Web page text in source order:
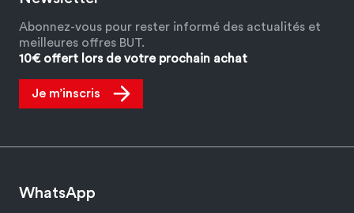
Abonnez-vous pour rester informé des actualités et
meilleures offres BUT.
10€ offert lors de votre prochain achat
Je m’inscris
WhatsApp